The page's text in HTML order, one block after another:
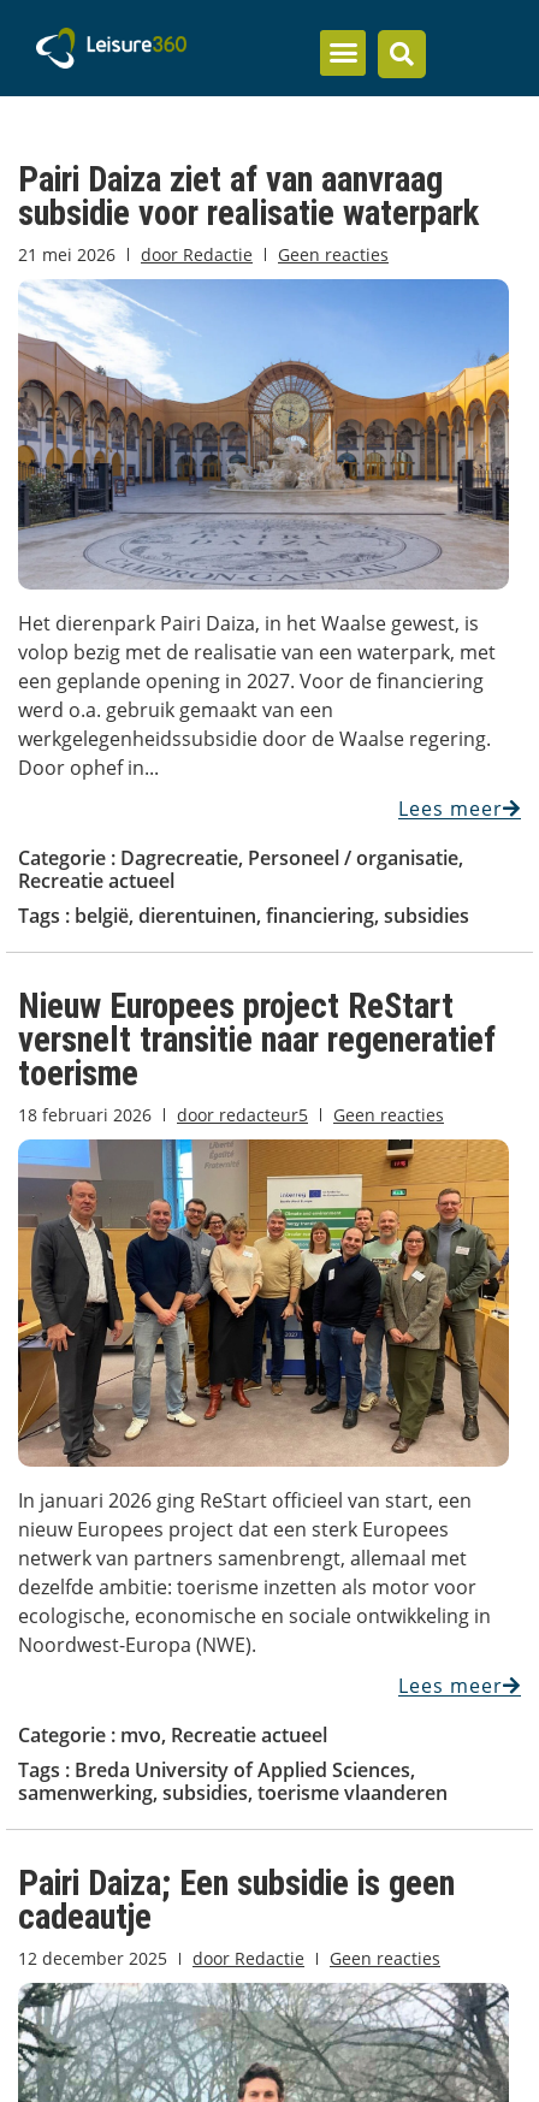
Pairi Daiza ziet af van aanvraag
subsidie voor realisatie waterpark
21 mei 2026 door Redactie Geen reacties
Het dierenpark Pairi Daiza, in het Waalse gewest, is
volop bezig met de realisatie van een waterpark, met
een geplande opening in 2027. Voor de financiering
werd o.a. gebruik gemaakt van een
werkgelegenheidssubsidie door de Waalse regering.
Door ophef in...
Lees meer
Categorie : Dagrecreatie, Personeel / organisatie,
Recreatie actueel
Tags : belgië, dierentuinen, financiering, subsidies
Nieuw Europees project ReStart
versnelt transitie naar regeneratief
toerisme
18 februari 2026 door redacteur5 Geen reacties
In januari 2026 ging ReStart officieel van start, een
nieuw Europees project dat een sterk Europees
netwerk van partners samenbrengt, allemaal met
dezelfde ambitie: toerisme inzetten als motor voor
ecologische, economische en sociale ontwikkeling in
Noordwest-Europa (NWE).
Lees meer
Categorie : mvo, Recreatie actueel
Tags : Breda University of Applied Sciences,
samenwerking, subsidies, toerisme vlaanderen
Pairi Daiza; Een subsidie is geen
cadeautje
12 december 2025 door Redactie Geen reacties